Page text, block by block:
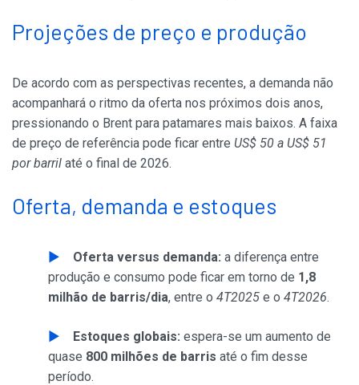
Projeções de preço e produção
De acordo com as perspectivas recentes, a demanda não
acompanhará o ritmo da oferta nos próximos dois anos,
pressionando o Brent para patamares mais baixos. A faixa
de preço de referência pode ficar entre US$ 50 a US$ 51
por barril até o final de 2026.
Oferta, demanda e estoques
Oferta versus demanda: a diferença entre
produção e consumo pode ficar em torno de 1,8
milhão de barris/dia, entre o 4T2025 e o 4T2026.
Estoques globais: espera-se um aumento de
quase 800 milhões de barris até o fim desse
período.